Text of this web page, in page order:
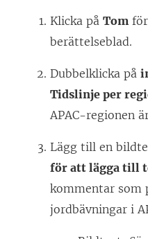
Klicka på Tom
berättelseblad.
Dubbelklicka på
Tidslinje per
APAC-regionen
Lägg till en
för att lägga till
kommentar som
jordbävningar i